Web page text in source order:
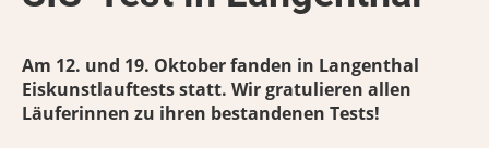
Am 12. und 19. Oktober fanden in Langenthal
Eiskunstlauftests statt. Wir gratulieren allen
Läuferinnen zu ihren bestandenen Tests!